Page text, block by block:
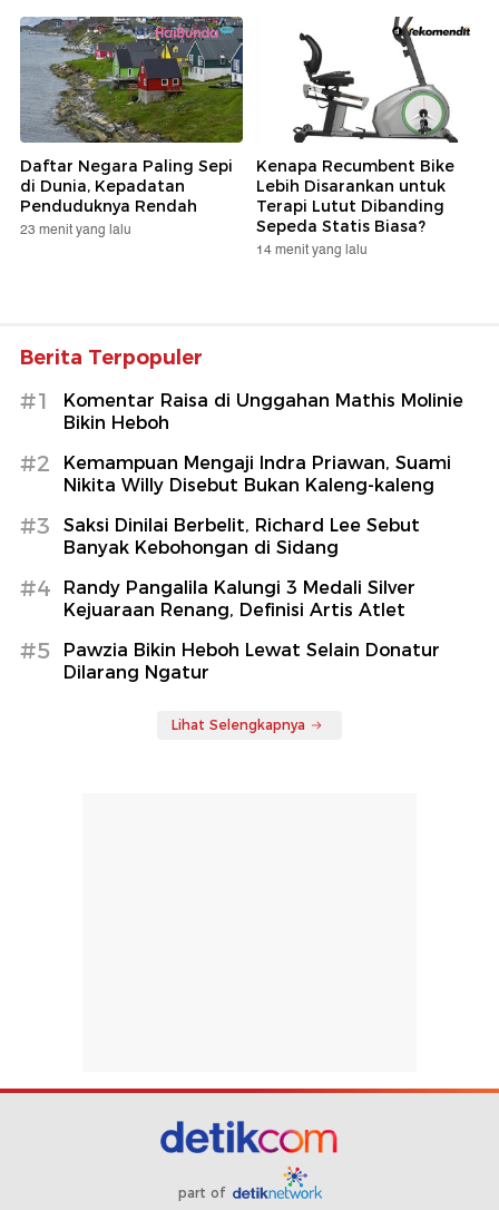
Daftar Negara Paling Sepi
di Dunia, Kepadatan
Penduduknya Rendah
23 menit yang lalu
Kenapa Recumbent Bike
Lebih Disarankan untuk
Terapi Lutut Dibanding
Sepeda Statis Biasa?
14 menit yang lalu
Berita Terpopuler
#1
Komentar Raisa di Unggahan Mathis Molinie
Bikin Heboh
#2
Kemampuan Mengaji Indra Priawan, Suami
Nikita Willy Disebut Bukan Kaleng-kaleng
#3
Saksi Dinilai Berbelit, Richard Lee Sebut
Banyak Kebohongan di Sidang
#4
Randy Pangalila Kalungi 3 Medali Silver
Kejuaraan Renang, Definisi Artis Atlet
#5
Pawzia Bikin Heboh Lewat Selain Donatur
Dilarang Ngatur
Lihat Selengkapnya
part of